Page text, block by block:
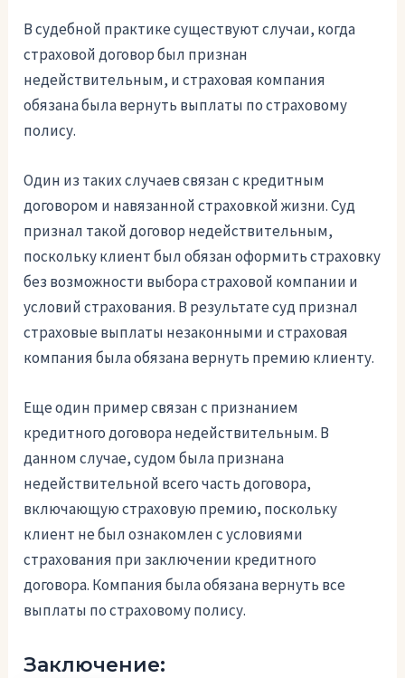
В судебной практике существуют случаи, когда
страховой договор был признан
недействительным, и страховая компания
обязана была вернуть выплаты по страховому
полису.
Один из таких случаев связан с кредитным
договором и навязанной страховкой жизни. Суд
признал такой договор недействительным,
поскольку клиент был обязан оформить страховку
без возможности выбора страховой компании и
условий страхования. В результате суд признал
страховые выплаты незаконными и страховая
компания была обязана вернуть премию клиенту.
Еще один пример связан с признанием
кредитного договора недействительным. В
данном случае, судом была признана
недействительной всего часть договора,
включающую страховую премию, поскольку
клиент не был ознакомлен с условиями
страхования при заключении кредитного
договора. Компания была обязана вернуть все
выплаты по страховому полису.
Заключение: